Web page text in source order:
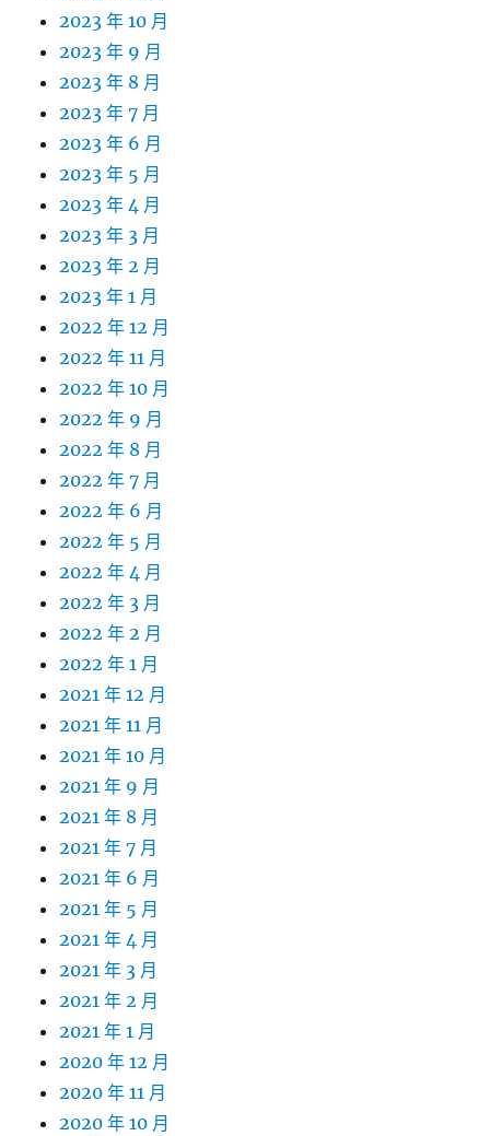
2023 年 10 月
2023 年 9 月
2023 年 8 月
2023 年 7 月
2023 年 6 月
2023 年 5 月
2023 年 4 月
2023 年 3 月
2023 年 2 月
2023 年 1 月
2022 年 12 月
2022 年 11 月
2022 年 10 月
2022 年 9 月
2022 年 8 月
2022 年 7 月
2022 年 6 月
2022 年 5 月
2022 年 4 月
2022 年 3 月
2022 年 2 月
2022 年 1 月
2021 年 12 月
2021 年 11 月
2021 年 10 月
2021 年 9 月
2021 年 8 月
2021 年 7 月
2021 年 6 月
2021 年 5 月
2021 年 4 月
2021 年 3 月
2021 年 2 月
2021 年 1 月
2020 年 12 月
2020 年 11 月
2020 年 10 月